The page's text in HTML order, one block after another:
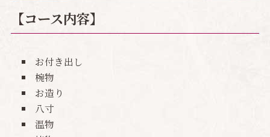
【コース内容】
お付き出し
椀物
お造り
八寸
温物